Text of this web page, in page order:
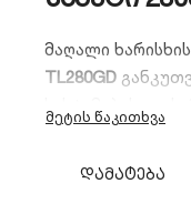
მაღალი
TL280GD
და იდეალურია
დამატება